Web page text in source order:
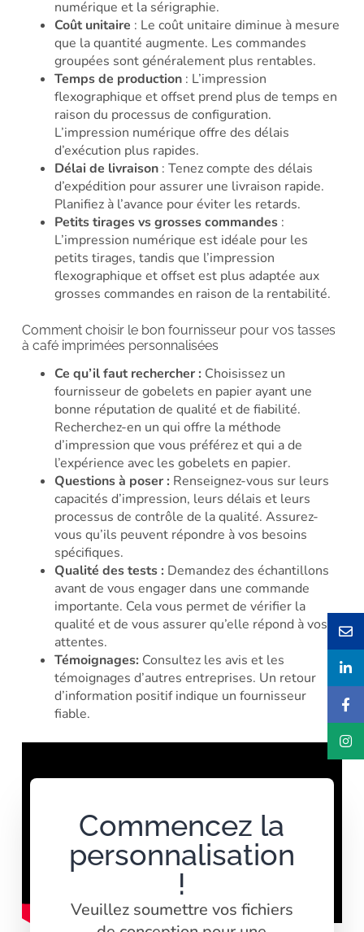
numérique et la sérigraphie.
Coût unitaire : Le coût unitaire diminue à mesure
que la quantité augmente. Les commandes
groupées sont généralement plus rentables.
Temps de production: L’impression
flexographique et offset prend plus de temps en
raison du processus de configuration.
L’impression numérique offre des délais
d’exécution plus rapides.
Délai de livraison: Tenez compte des délais
d’expédition pour assurer une livraison rapide.
Planifiez à l’avance pour éviter les retards.
Petits tirages vs grosses commandes:
L’impression numérique est idéale pour les
petits tirages, tandis que l’impression
flexographique et offset est plus adaptée aux
grosses commandes en raison de la rentabilité.
Comment choisir le bon fournisseur pour vos tasses
à café imprimées personnalisées
Ce qu’il faut rechercher : Choisissez un
fournisseur de gobelets en papier ayant une
bonne réputation de qualité et de fiabilité.
Recherchez-en un qui offre la méthode
d’impression que vous préférez et qui a de
l’expérience avec les gobelets en papier.
Questions à poser : Renseignez-vous sur leurs
capacités d’impression, leurs délais et leurs
processus de contrôle de la qualité. Assurez-
vous qu’ils peuvent répondre à vos besoins
spécifiques.
Qualité des tests : Demandez des échantillons
avant de vous engager dans une commande
importante. Cela vous permet de vérifier la
qualité et de vous assurer qu’elle répond à vos
attentes.
Témoignages: Consultez les avis et les
témoignages d’autres entreprises. Un retour
d’information positif indique un fournisseur
fiable.
Commencez la
personnalisation
!
Veuillez soumettre vos fichiers